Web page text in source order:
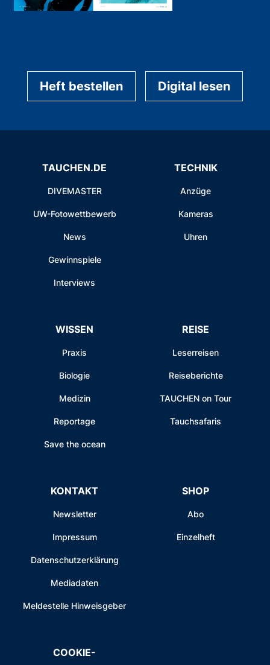
Heft bestellen Digital lesen
TAUCHEN.DE
DIVEMASTER
UW-Fotowettbewerb
News
Gewinnspiele
Interviews
TECHNIK
Anzüge
Kameras
Uhren
WISSEN
Praxis
Biologie
Medizin
Reportage
Save the ocean
REISE
Leserreisen
Reiseberichte
TAUCHEN on Tour
Tauchsafaris
KONTAKT
Newsletter
Impressum
Datenschutzerklärung
Mediadaten
Meldestelle Hinweisgeber
SHOP
Abo
Einzelheft
COOKIE-